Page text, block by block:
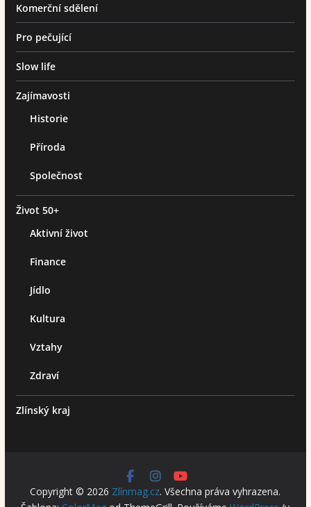
Komerční sdělení
Pro pečující
Slow life
Zajímavosti
Historie
Příroda
Společnost
Život 50+
Aktivní život
Finance
Jídlo
Kultura
Vztahy
Zdraví
Zlínský kraj
Copyright © 2026 Zlínmag.cz. Všechna práva vyhrazena.